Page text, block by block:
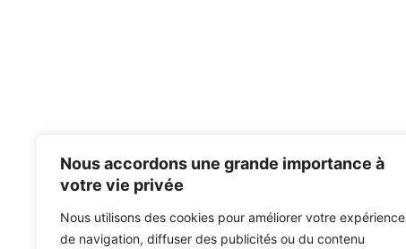
Nous accordons une grande importance à
votre vie privée
Nous utilisons des cookies pour améliorer votre expérience
de navigation, diffuser des publicités ou du contenu